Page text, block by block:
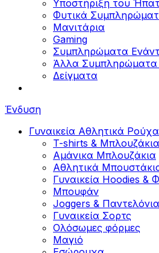
Υποστήριξη του
Φυτικά
Μανιτάρια
Gaming
Συμπληρώματα
Άλλα Συμπληρώματα
Δείγματα
Ένδυση
Γυναικεία Αθλητικά Ρούχα
T-shirts & Μπλουζάκια
Αμάνικα Μπλουζάκια
Aθλητικά
Γυναικεία Hoodies &
Μπουφάν
Joggers & Παντελόνια
Γυναικεία Σορτς
Ολόσωμες φόρμες
Μαγιό